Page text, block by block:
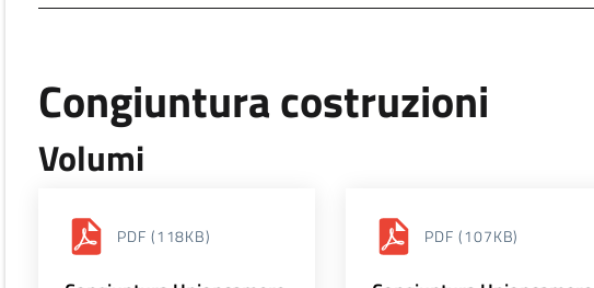
Congiuntura costruzioni
Volumi
PDF (118KB) PDF (107KB)